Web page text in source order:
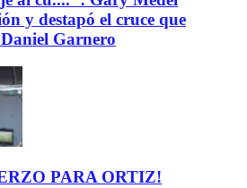
y destapó el cruce que
Garnero
PARA ORTIZ!